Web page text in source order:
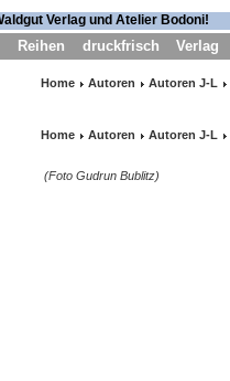
Reihen druckfrisch Verlag
Home Autoren Autoren J-L
Home Autoren Autoren J-L
(Foto Gudrun Bublitz)